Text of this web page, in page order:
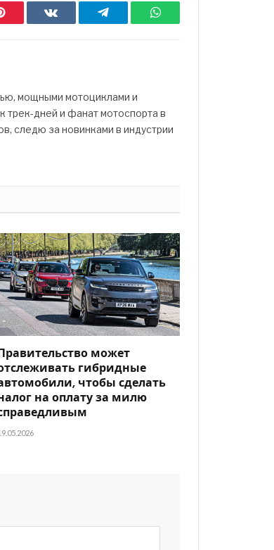
Pinterest ВКонтактеTelegram WhatsApp
мощными мотоциклами и
трек-дней и фанат мотоспорта в
следю за новинками в индустрии
может
гибридные
чтобы сделать
на оплату за милю